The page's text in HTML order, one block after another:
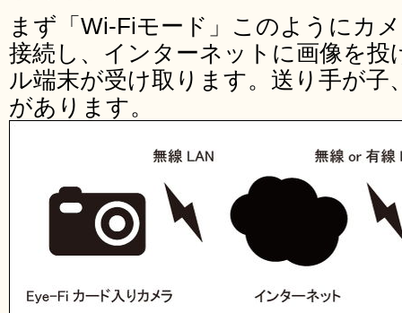
まず「Wi-Fiモード」このようにカ
接続し、インターネットに画像を
ル端末が受け取ります。送り手が子
があります。